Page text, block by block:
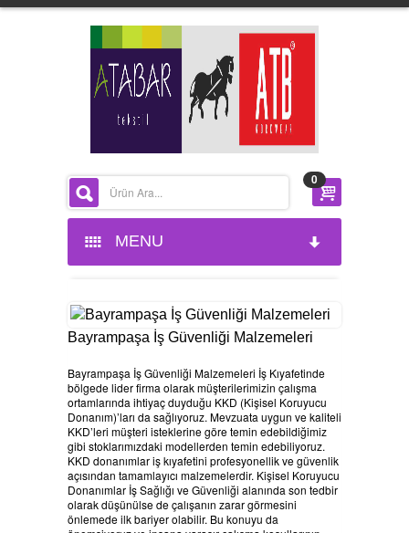
0
MENU
KURUMSAL
HAKKIMIZDA
BELGELERIMIZ
ÜRÜNLERİMİZ
HABERLER
Bayrampaşa İş Güvenliği Malzemeleri
Bayrampaşa İş Güvenliği Malzemeleri İş Kıyafetinde
bölgede lider firma olarak müşterilerimizin çalışma
ortamlarında ihtiyaç duyduğu KKD (Kişisel Koruyucu
Donanım)’ları da sağlıyoruz. Mevzuata uygun ve kaliteli
KKD’leri müşteri isteklerine göre temin edebildiğimiz
gibi stoklarımızdaki modellerden temin edebiliyoruz.
KKD donanımlar iş kıyafetini profesyonellik ve güvenlik
açısından tamamlayıcı malzemelerdir. Kişisel Koruyucu
Donanımlar İş Sağlığı ve Güvenliği alanında son tedbir
olarak düşünülse de çalışanın zarar görmesini
önlemede ilk bariyer olabilir. Bu konuyu da